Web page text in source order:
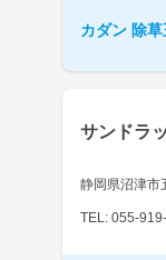
カダン 除
サンドラ
静岡県沼津市
TEL: 055-